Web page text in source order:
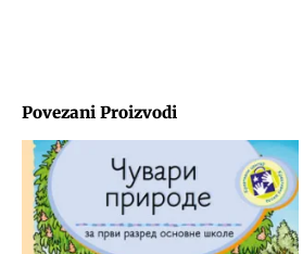
Povezani Proizvodi